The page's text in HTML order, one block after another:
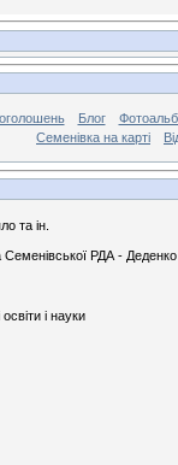
Блог
Семенівка на карті
та ін.
Семенівської РДА -
і науки